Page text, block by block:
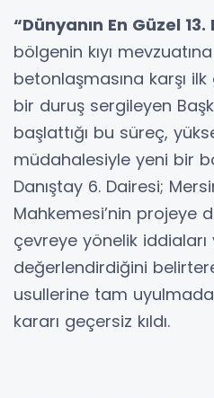
“Dünyanın En Güzel 13.
bölgenin kıyı
betonlaşmasına karşı
bir duruş sergileyen
başlattığı bu süreç,
müdahalesiyle yeni bir
Danıştay 6. Dairesi;
Mahkemesi’nin projeye
çevreye yönelik iddiaları
değerlendirdiğini
usullerine tam
kararı geçersiz kıldı.